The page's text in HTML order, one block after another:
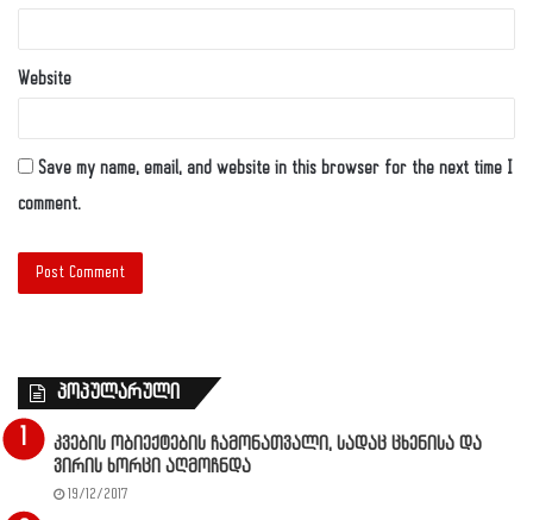
Website
Save my name, email, and website in this browser for the next time I
comment.
პოპულარული
კვების ობიექტების ჩამონათვალი, სადაც ცხენისა და
ვირის ხორცი აღმოჩნდა
19/12/2017